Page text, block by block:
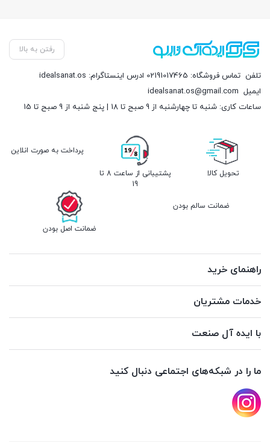
رفتن به بالا
تلفن تماس فروشگاه: 02191017465 ادرس اینستاگرام: idealsanat.os
ایمیل idealsanat.os@gmail.com
ساعات کاری: شنبه تا چهارشنبه از 9 صبح تا 18 | پنج شنبه از 9 صبح تا 15
تحویل کالا
پشتیبانی از ساعت 8 تا
19
پرداخت به صورت انلاین
ضمانت سالم بودن
ضمانت اصل بودن
راهنمای خرید
خدمات مشتریان
با ایده آل صنعت
ما را در شبکه‌های اجتماعی دنبال کنید